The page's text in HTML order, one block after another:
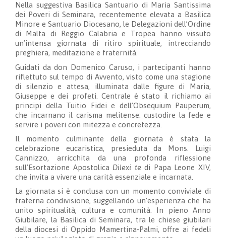
Nella suggestiva Basilica Santuario di Maria Santissima
dei Poveri di Seminara, recentemente elevata a Basilica
Minore e Santuario Diocesano, le Delegazioni dell’Ordine
di Malta di Reggio Calabria e Tropea hanno vissuto
un’intensa giornata di ritiro spirituale, intrecciando
preghiera, meditazione e fraternità.
Guidati da don Domenico Caruso, i partecipanti hanno
riflettuto sul tempo di Avvento, visto come una stagione
di silenzio e attesa, illuminata dalle figure di Maria,
Giuseppe e dei profeti. Centrale è stato il richiamo ai
principi della Tuitio Fidei e dell’Obsequium Pauperum,
che incarnano il carisma melitense: custodire la fede e
servire i poveri con mitezza e concretezza.
Il momento culminante della giornata è stata la
celebrazione eucaristica, presieduta da Mons. Luigi
Cannizzo, arricchita da una profonda riflessione
sull’Esortazione Apostolica Dilexi tedi Papa Leone XIV,
che invita a vivere una carità essenziale e incarnata.
La giornata si è conclusa con un momento conviviale di
fraterna condivisione, suggellando un’esperienza che ha
unito spiritualità, cultura e comunità. In pieno Anno
Giubilare, la Basilica di Seminara, tra le chiese giubilari
della diocesi di Oppido Mamertina‑Palmi, offre ai fedeli